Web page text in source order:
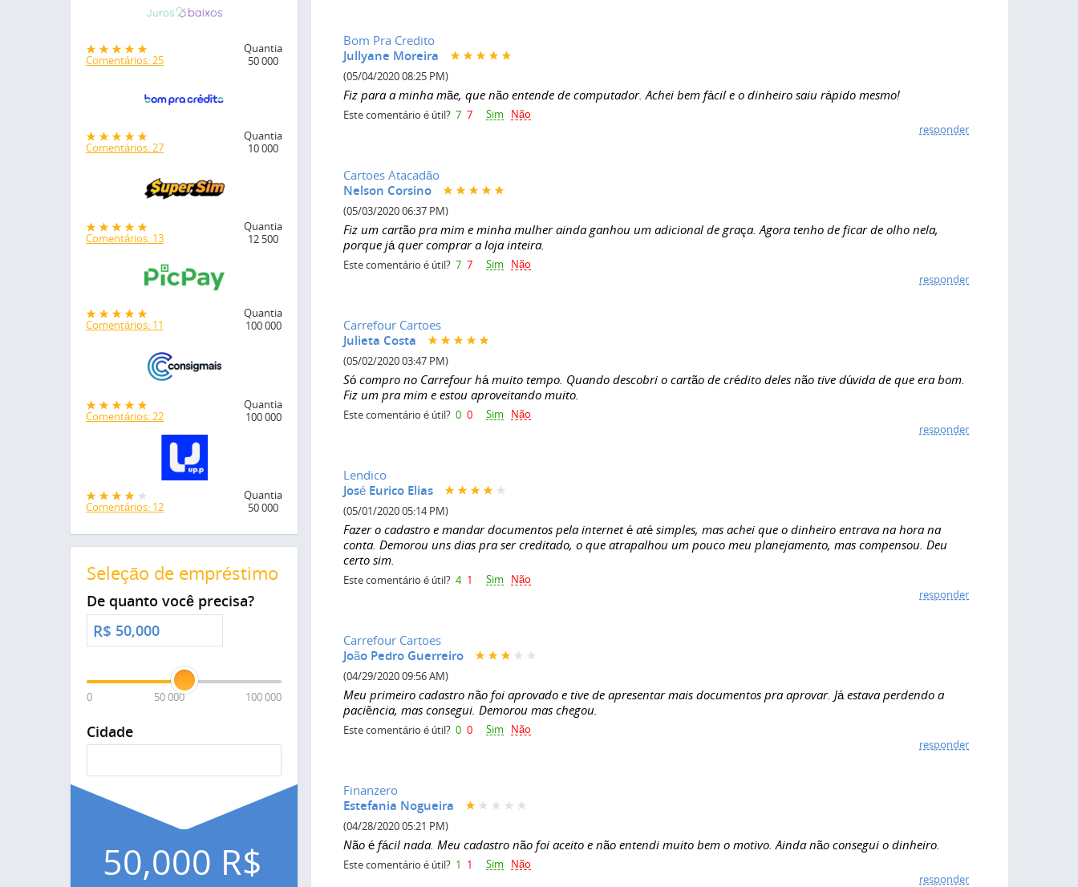
Bom Pra Credito
Jullyane Moreira
(05/04/2020 08:25 PM)
Fiz para a minha mãe, que não entende de computador. Achei bem fácil e o dinheiro saiu rápido mesmo!
Este comentário é útil? 7 7 Sim
Não
responder
Cartoes Atacadão
Nelson Corsino
(05/03/2020 06:37 PM)
Fiz um cartão pra mim e minha mulher ainda ganhou um adicional de graça. Agora tenho de ficar de olho nela,
porque já quer comprar a loja inteira.
Este comentário é útil? 7 7 Sim
Não
responder
Carrefour Cartoes
Julieta Costa
(05/02/2020 03:47 PM)
Só compro no Carrefour há muito tempo. Quando descobri o cartão de crédito deles não tive dúvida de que era bom.
Fiz um pra mim e estou aproveitando muito.
Este comentário é útil? 0 0 Sim
Não
responder
Lendico
José Eurico Elias
(05/01/2020 05:14 PM)
Fazer o cadastro e mandar documentos pela internet é até simples, mas achei que o dinheiro entrava na hora na
conta. Demorou uns dias pra ser creditado, o que atrapalhou um pouco meu planejamento, mas compensou. Deu
certo sim.
Este comentário é útil? 4 1 Sim
Não
responder
Carrefour Cartoes
João Pedro Guerreiro
(04/29/2020 09:56 AM)
Meu primeiro cadastro não foi aprovado e tive de apresentar mais documentos pra aprovar. Já estava perdendo a
paciência, mas consegui. Demorou mas chegou.
Este comentário é útil? 0 0 Sim
Não
responder
Finanzero
Estefania Nogueira
(04/28/2020 05:21 PM)
Não é fácil nada. Meu cadastro não foi aceito e não entendi muito bem o motivo. Ainda não consegui o dinheiro.
Este comentário é útil? 1 1 Sim
Não
responder
Comentários: 25
Quantia
50 000
Comentários: 27
Quantia
10 000
Comentários: 13
Quantia
12 500
Comentários: 11
Quantia
100 000
Comentários: 22
Quantia
100 000
Comentários: 12
Quantia
50 000
Seleção de empréstimo
De quanto você precisa?
R$
0 50 000 100 000
Cidade
50,000 R$